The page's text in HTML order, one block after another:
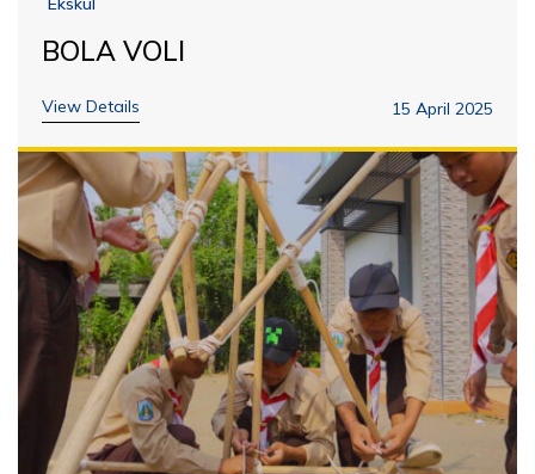
BOLA VOLI
View Details 15 April 2025